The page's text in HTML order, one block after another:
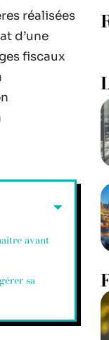
réalisées
d’une
fiscaux
avant
sa